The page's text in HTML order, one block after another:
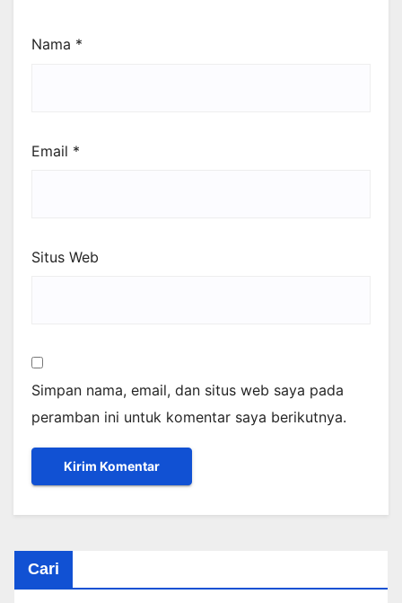
Nama *
Email *
Situs Web
Simpan nama, email, dan situs web saya pada
peramban ini untuk komentar saya berikutnya.
Cari